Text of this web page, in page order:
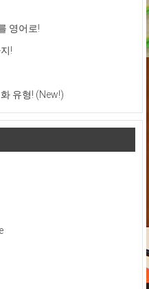
영어로!
!
유형! (New!)